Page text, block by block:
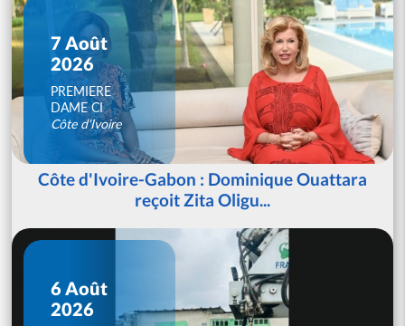
7 Août
2026
PREMIERE
DAME CI
Côte d'Ivoire
Côte d'Ivoire-Gabon : Dominique Ouattara
reçoit Zita Oligu...
6 Août
2026